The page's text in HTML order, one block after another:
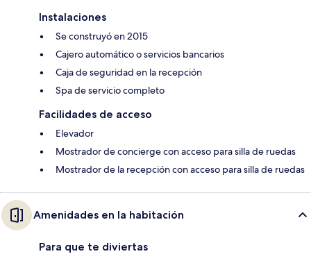
Instalaciones
Se construyó en 2015
Cajero automático o servicios bancarios
Caja de seguridad en la recepción
Spa de servicio completo
Facilidades de acceso
Elevador
Mostrador de concierge con acceso para silla de ruedas
Mostrador de la recepción con acceso para silla de ruedas
Amenidades en la habitación
Para que te diviertas